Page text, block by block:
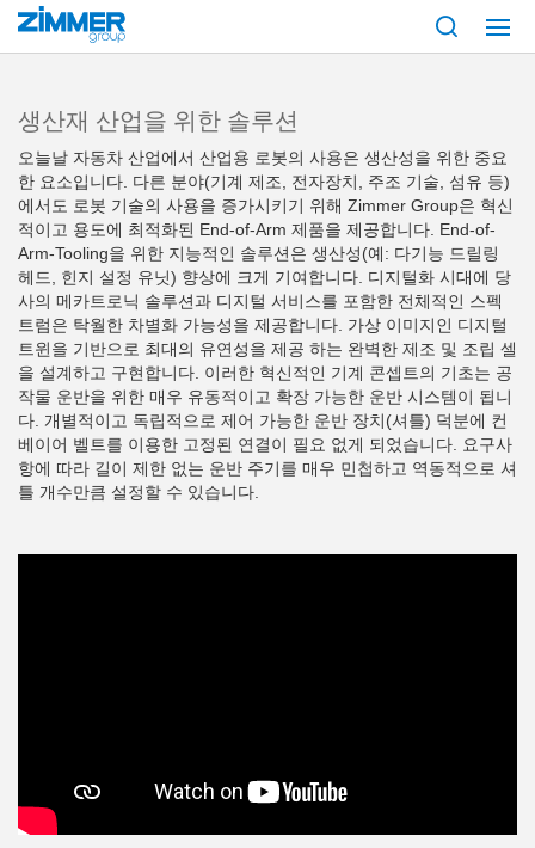
시작 시스템 기술
생산재 산업을 위한 솔루션
오늘날 자동차 산업에서 산업용 로봇의 사용은 생산성을 위한 중요
한 요소입니다. 다른 분야(기계 제조, 전자장치, 주조 기술, 섬유 등)
에서도 로봇 기술의 사용을 증가시키기 위해 Zimmer Group은 혁신
적이고 용도에 최적화된 End-of-Arm 제품을 제공합니다. End-of-
Arm-Tooling을 위한 지능적인 솔루션은 생산성(예: 다기능 드릴링
헤드, 힌지 설정 유닛) 향상에 크게 기여합니다. 디지털화 시대에 당
사의 메카트로닉 솔루션과 디지털 서비스를 포함한 전체적인 스펙
트럼은 탁월한 차별화 가능성을 제공합니다. 가상 이미지인 디지털
트윈을 기반으로 최대의 유연성을 제공 하는 완벽한 제조 및 조립 셀
을 설계하고 구현합니다. 이러한 혁신적인 기계 콘셉트의 기초는 공
작물 운반을 위한 매우 유동적이고 확장 가능한 운반 시스템이 됩니
다. 개별적이고 독립적으로 제어 가능한 운반 장치(셔틀) 덕분에 컨
베이어 벨트를 이용한 고정된 연결이 필요 없게 되었습니다. 요구사
항에 따라 길이 제한 없는 운반 주기를 매우 민첩하고 역동적으로 셔
틀 개수만큼 설정할 수 있습니다.